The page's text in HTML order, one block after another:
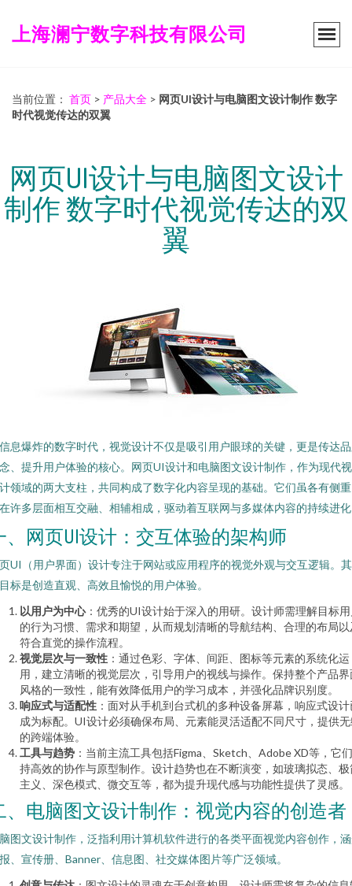
上海澜宁数字科技有限公司
当前位置： 首页 > 产品大全 > 网页UI设计与电脑图文设计制作 数字
时代视觉传达的双翼
网页UI设计与电脑图文设计
制作 数字时代视觉传达的双
翼
息爆炸的数字时代，视觉设计不仅是吸引用户眼球的关键，更是传达
、提升用户体验的核心。网页UI设计和电脑图文设计制作，作为现代
领域的两大支柱，共同构成了数字化内容呈现的基础。它们虽各有侧
许多层面相互交融、相辅相成，驱动着互联网与多媒体内容的持续进
、网页UI设计：交互体验的架构师
UI（用户界面）设计专注于网站或应用程序的视觉外观与交互逻辑。
标是创造直观、高效且愉悦的用户体验。
以用户为中心：优秀的UI设计始于深入的用研。设计师需理解目标
的行为习惯、需求和期望，从而规划清晰的导航结构、合理的布局以
符合直觉的操作流程。
视觉层次与一致性 ：通过色彩、字体、间距、图标等元素的系统化运
用，建立清晰的视觉层次，引导用户的视线与操作。保持整个产品界
风格的一致性，能有效降低用户的学习成本，并强化品牌识别度。
响应式与适配性 ：面对从手机到台式机的多种设备屏幕，响应式设计
成为标配。UI设计必须确保布局、元素能灵活适配不同尺寸，提供
的跨端体验。
工具与趋势 ：当前主流工具包括Figma、Sketch、Adobe XD等，它
持高效的协作与原型制作。设计趋势也在不断演变，如玻璃拟态、极
主义、深色模式、微交互等，都为提升现代感与功能性提供了灵感。
、电脑图文设计制作：视觉内容的创造者
图文设计制作，泛指利用计算机软件进行的各类平面视觉内容创作，
、宣传册、Banner、信息图、社交媒体图片等广泛领域。